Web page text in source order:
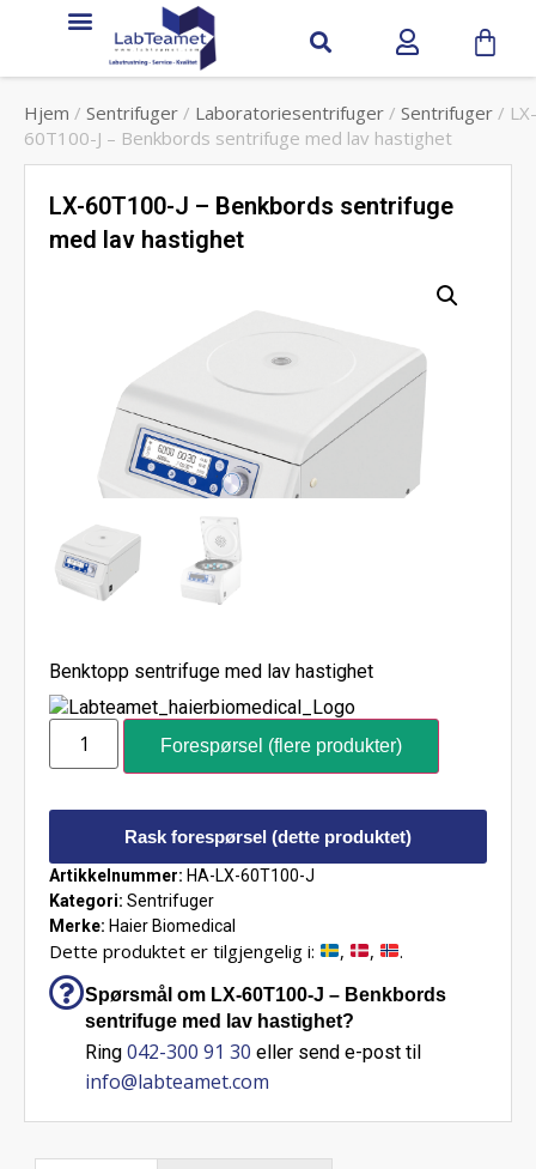
Hjem / Sentrifuger / Laboratoriesentrifuger / Sentrifuger / LX-
60T100-J – Benkbords sentrifuge med lav hastighet
LX-60T100-J – Benkbords sentrifuge
med lav hastighet
Benktopp sentrifuge med lav hastighet
Forespørsel (flere produkter)
Rask forespørsel (dette produktet)
Artikkelnummer: HA-LX-60T100-J
Kategori: Sentrifuger
Merke: Haier Biomedical
Dette produktet er tilgjengelig i: , , .
Spørsmål om LX-60T100-J – Benkbords
sentrifuge med lav hastighet?
Ring 042-300 91 30 eller send e-post til
info@labteamet.com